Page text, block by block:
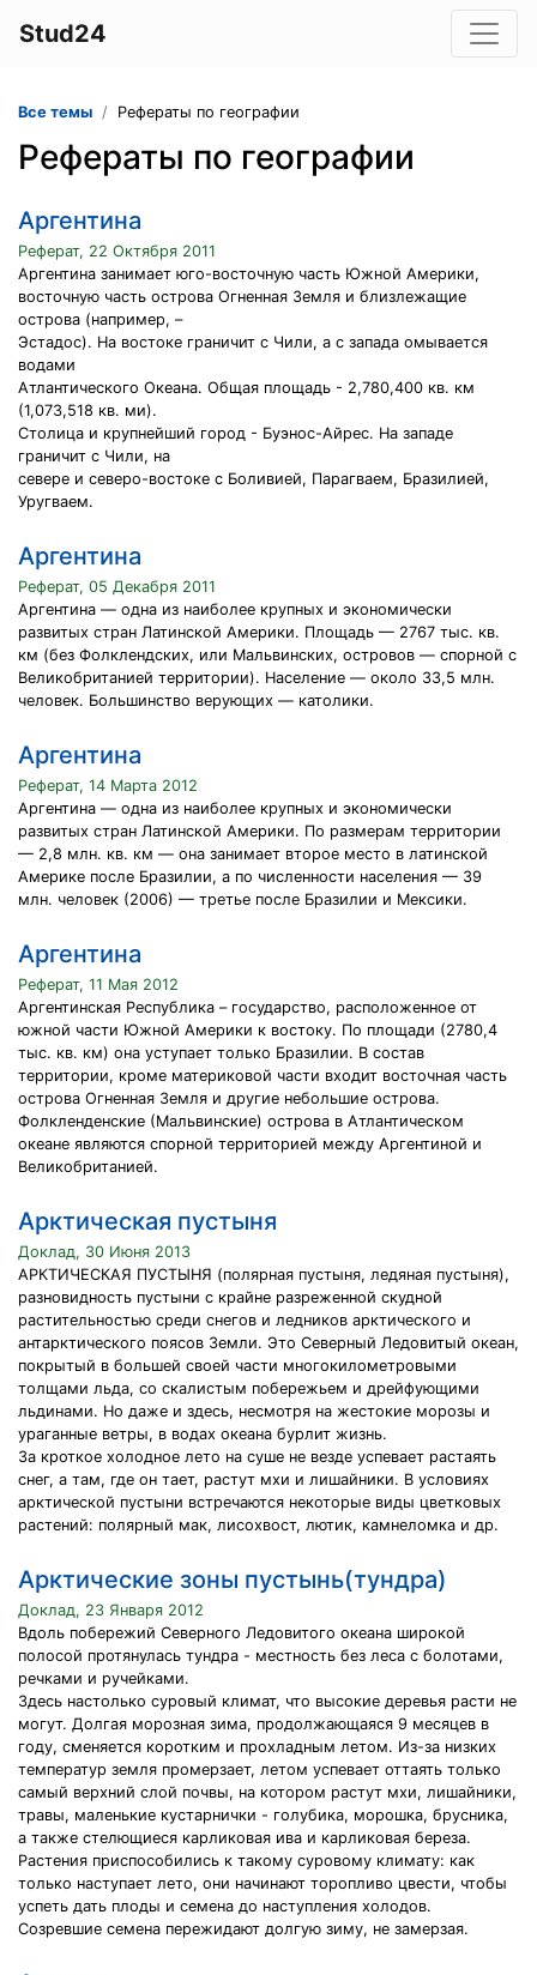
Stud24
Все темы Рефераты по географии
Рефераты по географии
Аргентина
Реферат, 22 Октября 2011
Аргентина занимает юго-восточную часть Южной Америки,
восточную часть острова Огненная Земля и близлежащие
острова (например, –
Эстадос). На востоке граничит с Чили, а с запада омывается
водами
Атлантического Океана. Общая площадь - 2,780,400 кв. км
(1,073,518 кв. ми).
Столица и крупнейший город - Буэнос-Айрес. На западе
граничит с Чили, на
севере и северо-востоке с Боливией, Парагваем, Бразилией,
Уругваем.
Аргентина
Реферат, 05 Декабря 2011
Аргентина — одна из наиболее крупных и экономически
развитых стран Латинской Америки. Площадь — 2767 тыс. кв.
км (без Фолклендских, или Мальвинских, островов — спорной с
Великобританией территории). Население — около 33,5 млн.
человек. Большинство верующих — католики.
Аргентина
Реферат, 14 Марта 2012
Аргентина — одна из наиболее крупных и экономически
развитых стран Латинской Америки. По размерам территории
— 2,8 млн. кв. км — она занимает второе место в латинской
Америке после Бразилии, а по численности населения — 39
млн. человек (2006) — третье после Бразилии и Мексики.
Аргентина
Реферат, 11 Мая 2012
Аргентинская Республика – государство, расположенное от
южной части Южной Америки к востоку. По площади (2780,4
тыс. кв. км) она уступает только Бразилии. В состав
территории, кроме материковой части входит восточная часть
острова Огненная Земля и другие небольшие острова.
Фолкленденские (Мальвинские) острова в Атлантическом
океане являются спорной территорией между Аргентиной и
Великобританией.
Арктическая пустыня
Доклад, 30 Июня 2013
АРКТИЧЕСКАЯ ПУСТЫНЯ (полярная пустыня, ледяная пустыня),
разновидность пустыни с крайне разреженной скудной
растительностью среди снегов и ледников арктического и
антарктического поясов Земли. Это Северный Ледовитый океан,
покрытый в большей своей части многокилометровыми
толщами льда, со скалистым побережьем и дрейфующими
льдинами. Но даже и здесь, несмотря на жестокие морозы и
ураганные ветры, в водах океана бурлит жизнь.
За кроткое холодное лето на суше не везде успевает растаять
снег, а там, где он тает, растут мхи и лишайники. В условиях
арктической пустыни встречаются некоторые виды цветковых
растений: полярный мак, лисохвост, лютик, камнеломка и др.
Арктические зоны пустынь(тундра)
Доклад, 23 Января 2012
Вдоль побережий Северного Ледовитого океана широкой
полосой протянулась тундра - местность без леса с болотами,
речками и ручейками.
Здесь настолько суровый климат, что высокие деревья расти не
могут. Долгая морозная зима, продолжающаяся 9 месяцев в
году, сменяется коротким и прохладным летом. Из-за низких
температур земля промерзает, летом успевает оттаять только
самый верхний слой почвы, на котором растут мхи, лишайники,
травы, маленькие кустарнички - голубика, морошка, брусника,
а также стелющиеся карликовая ива и карликовая береза.
Растения приспособились к такому суровому климату: как
только наступает лето, они начинают торопливо цвести, чтобы
успеть дать плоды и семена до наступления холодов.
Созревшие семена пережидают долгую зиму, не замерзая.